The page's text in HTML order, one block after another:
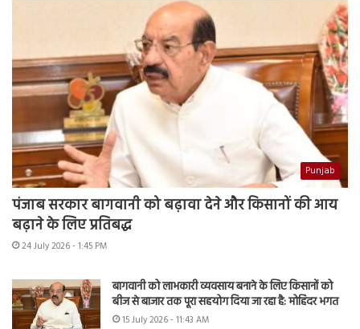
Punjab
पंजाब सरकार बागवानी को बढ़ावा देने और किसानों की आय
बढ़ाने के लिए प्रतिबद्ध
24 July 2026 - 1:45 PM
बागवानी को लाभकारी व्यवसाय बनाने के लिए किसानों को
बीज से बाजार तक पूरा सहयोग दिया जा रहा है: मोहिंदर भगत
15 July 2026 - 11:43 AM